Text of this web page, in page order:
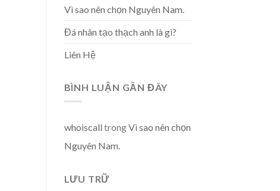
Vì sao nên chọn Nguyên Nam.
Đá nhân tạo thạch anh là gì?
Liên Hệ
BÌNH LUẬN GẦN ĐÂY
whoiscall trongVì sao nên chọn
Nguyên Nam.
LƯU TRỮ